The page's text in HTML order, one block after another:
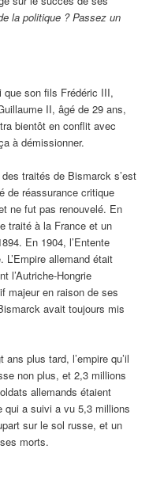
la politique ? Passez un
que son fils Frédéric III,
II, âgé de 29 ans,
bientôt en conflit avec
à démissionner.
traités de Bismarck s’est
de réassurance critique
ne fut pas renouvelé. En
traité à la France et un
En 1904, l’Entente
allemand était
l’Autriche-Hongrie
majeur en raison de ses
avait toujours mis
plus tard, l’empire qu’il
non plus, et 2,3 millions
allemands étaient
qui a suivi a vu 5,3 millions
sur le sol russe, et un
morts.